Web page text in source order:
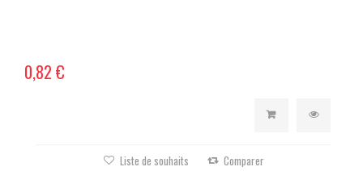
0,82 €
Liste de souhaits Comparer